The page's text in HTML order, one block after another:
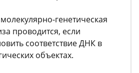
генетическая
проводится, если
соответствие ДНК в
объектах.